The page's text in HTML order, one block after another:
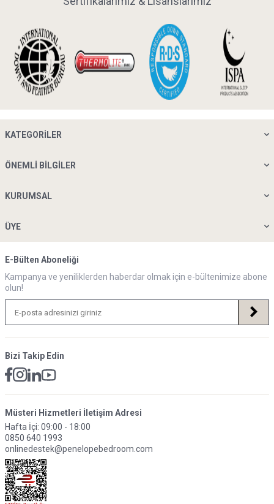
KATEGORILER
ÖNEMLI BILGILER
KURUMSAL
ÜYE
E-Bülten Aboneliği
Kampanya ve yeniliklerden haberdar olmak için e-bültenimize abone
olun!
Bizi Takip Edin
Müsteri Hizmetleri İletişim Adresi
Hafta İçi: 09:00 - 18:00
0850 640 1993
onlinedestek@penelopebedroom.com